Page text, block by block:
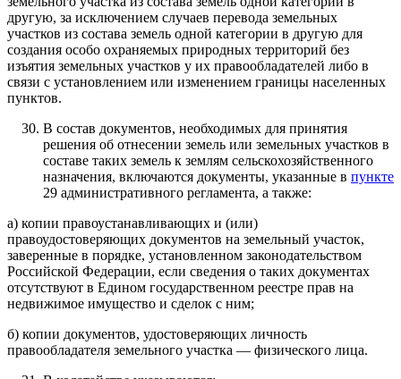
другую, за исключением случаев перевода земельных
участков из состава земель одной категории в другую для
создания особо охраняемых природных территорий без
изъятия земельных участков у их правообладателей либо в
связи с установлением или изменением границы населенных
пунктов.
В состав документов, необходимых для принятия
решения об отнесении земель или земельных участков в
составе таких земель к землям сельскохозяйственного
назначения, включаются документы, указанные в пункте
29 административного регламента, а также:
а) копии правоустанавливающих и (или)
правоудостоверяющих документов на земельный участок,
заверенные в порядке, установленном законодательством
Российской Федерации, если сведения о таких документах
отсутствуют в Едином государственном реестре прав на
недвижимое имущество и сделок с ним;
б) копии документов, удостоверяющих личность
правообладателя земельного участка — физического лица.